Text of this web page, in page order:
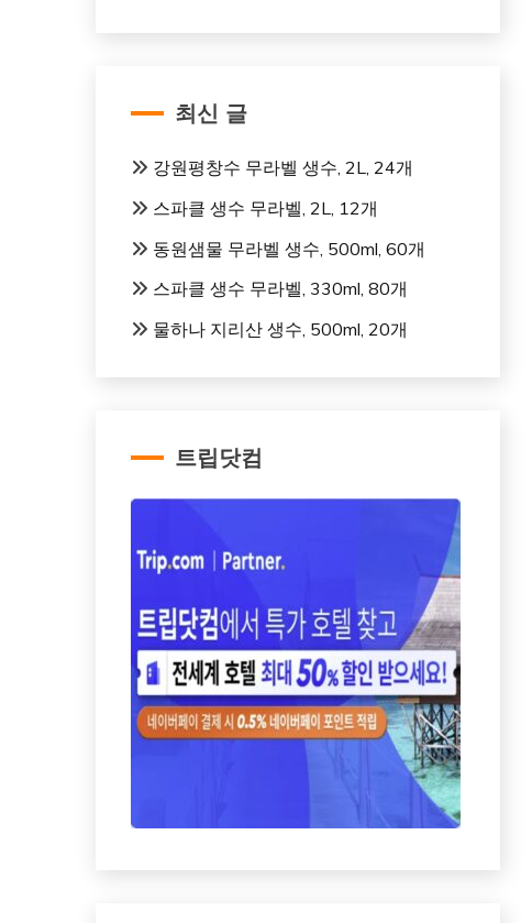
최신 글
강원평창수 무라벨 생수, 2L, 24개
스파클 생수 무라벨, 2L, 12개
동원샘물 무라벨 생수, 500ml, 60개
스파클 생수 무라벨, 330ml, 80개
물하나 지리산 생수, 500ml, 20개
트립닷컴